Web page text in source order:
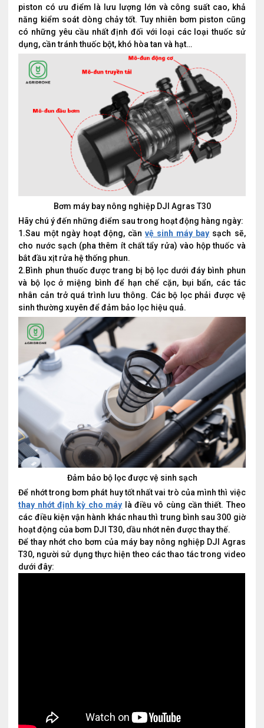
piston có ưu điểm là lưu lượng lớn và công suất cao, khả
năng kiểm soát dòng chảy tốt. Tuy nhiên bơm piston cũng
có những yêu cầu nhất định đối với loại các loại thuốc sử
dụng, cần tránh thuốc bột, khó hòa tan và hạt…
Bơm máy bay nông nghiệp DJI Agras T30
Hãy chú ý đến những điểm sau trong hoạt động hàng ngày:
1.Sau một ngày hoạt động, cầnvệ sinh máy bay sạch sẽ,
cho nước sạch (pha thêm ít chất tẩy rửa) vào hộp thuốc và
bắt đầu xịt rửa hệ thống phun.
2.Bình phun thuốc được trang bị bộ lọc dưới đáy bình phun
và bộ lọc ở miệng bình để hạn chế cặn, bụi bẩn, các tác
nhân cản trở quá trình lưu thông. Các bộ lọc phải được vệ
sinh thường xuyên để đảm bảo lọc hiệu quả.
Đảm bảo bộ lọc được vệ sinh sạch
Để nhớt trong bơm phát huy tốt nhất vai trò của mình thì việc
thay nhớt định kỳ cho máy là điều vô cùng cần thiết. Theo
các điều kiện vận hành khác nhau thì trung bình sau 300 giờ
hoạt động của bơm DJI T30, dầu nhớt nên được thay thế.
Để thay nhớt cho bơm của máy bay nông nghiệp DJI Agras
T30, người sử dụng thực hiện theo các thao tác trong video
dưới đây: